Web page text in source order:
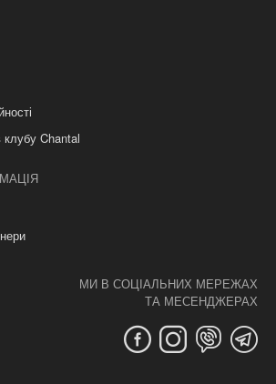
клубу Chantal
МИ В СОЦІАЛЬНИХ МЕРЕЖАХ
ТА МЕСЕНДЖЕРАХ